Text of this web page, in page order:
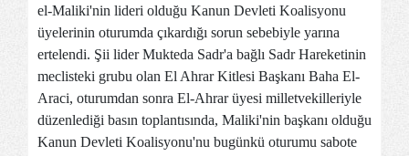
el-Maliki'nin lideri olduğu Kanun Devleti Koalisyonu
üyelerinin oturumda çıkardığı sorun sebebiyle yarına
ertelendi. Şii lider Mukteda Sadr'a bağlı Sadr Hareketinin
meclisteki grubu olan El Ahrar Kitlesi Başkanı Baha El-
Araci, oturumdan sonra El-Ahrar üyesi milletvekilleriyle
düzenlediği basın toplantısında, Maliki'nin başkanı olduğu
Kanun Devleti Koalisyonu'nu bugünkü oturumu sabote